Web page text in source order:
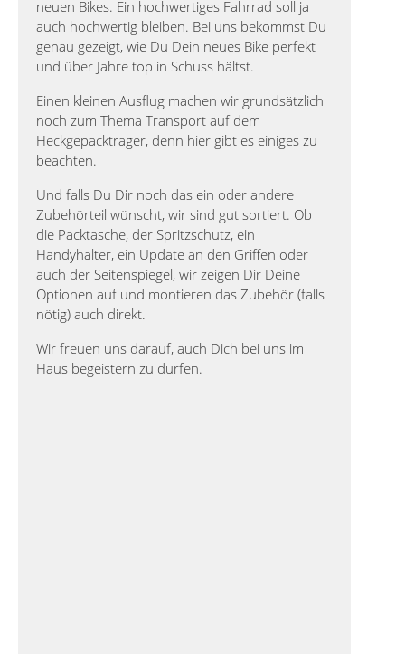
neuen Bikes. Ein hochwertiges Fahrrad soll ja
auch hochwertig bleiben. Bei uns bekommst Du
genau gezeigt, wie Du Dein neues Bike perfekt
und über Jahre top in Schuss hältst.
Einen kleinen Ausflug machen wir grundsätzlich
noch zum Thema Transport auf dem
Heckgepäckträger, denn hier gibt es einiges zu
beachten.
Und falls Du Dir noch das ein oder andere
Zubehörteil wünscht, wir sind gut sortiert. Ob
die Packtasche, der Spritzschutz, ein
Handyhalter, ein Update an den Griffen oder
auch der Seitenspiegel, wir zeigen Dir Deine
Optionen auf und montieren das Zubehör (falls
nötig) auch direkt.
Wir freuen uns darauf, auch Dich bei uns im
Haus begeistern zu dürfen.